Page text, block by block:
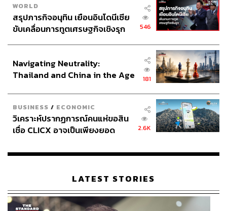
WORLD
สรุปภารกิจอนุทิน เยือนอินโดนีเซีย
ขับเคลื่อนการทูตเศรษฐกิจเชิงรุก
546
Navigating Neutrality:
Thailand and China in the Age
181
BUSINESS / ECONOMIC
วิเคราะห์ปรากฏการณ์คนแห่ขอสิน
เชื่อ CLICX อาจเป็นเพียงยอด
เรือนไทยที่ถูกซุกไว้
2.6K
LATEST STORIES